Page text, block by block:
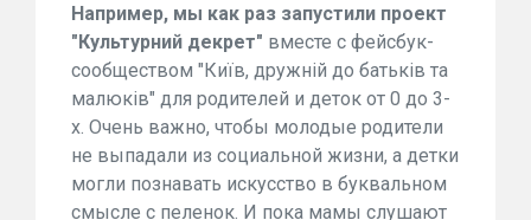
Например, мы как раз запустили проект
"Культурний декрет" вместе с фейсбук-
сообществом "Київ, дружній до батьків та
малюків" для родителей и деток от 0 до 3-
х. Очень важно, чтобы молодые родители
не выпадали из социальной жизни, а детки
могли познавать искусство в буквальном
смысле с пеленок. И пока мамы слушают